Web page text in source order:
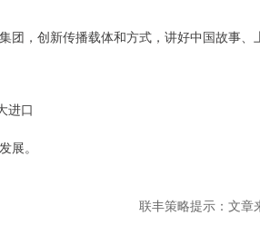
，创新传播载体和方式，讲好中国故事、
进口
展。
联丰策略提示：文章